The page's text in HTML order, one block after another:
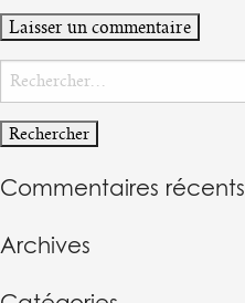
Rechercher :
Commentaires récents
Archives